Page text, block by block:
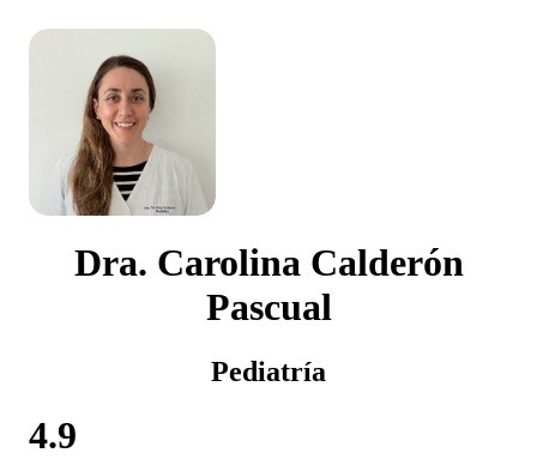
Dra. Carolina Calderón
Pascual
Pediatría
4.9